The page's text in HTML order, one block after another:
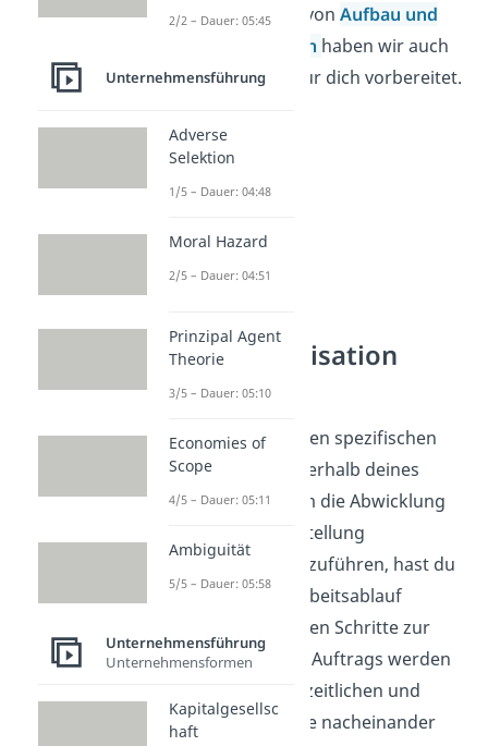
und Unterschiede vonAufbau und
Ablauforganisation haben wir auch
nochmal separat für dich vorbereitet.
Ablauforganisation
Beispiel
Die Grafik zeigt einen spezifischen
Arbeitsprozess innerhalb deines
Unternehmens. Um die Abwicklung
einer Hammer-Bestellung
bestmöglich durchzuführen, hast du
einen optimalen Arbeitsablauf
erstellt. Die einzelnen Schritte zur
Abwicklung deines Auftrags werden
entsprechend der zeitlichen und
inhaltlichen Abfolge nacheinander
2/2 – Dauer: 05:45
Unternehmensführung
Adverse
Selektion
1/5 – Dauer: 04:48
Moral Hazard
2/5 – Dauer: 04:51
Prinzipal Agent
Theorie
3/5 – Dauer: 05:10
Economies of
Scope
4/5 – Dauer: 05:11
Ambiguität
5/5 – Dauer: 05:58
Unternehmensführung
Unternehmensformen
Kapitalgesellsc
haft